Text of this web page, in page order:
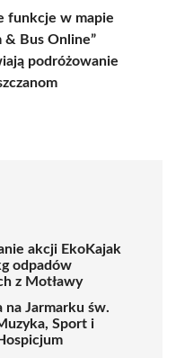
funkcje w mapie
& Bus Online”
podróżowanie
akcji EkoKajak
odpadów
z Motławy
na Jarmarku św.
Sport i